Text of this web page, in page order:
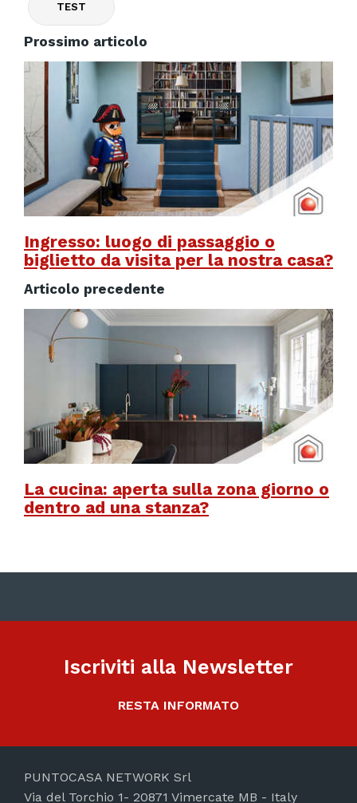
TEST
Prossimo articolo
Ingresso: luogo di passaggio o
biglietto da visita per la nostra casa?
Articolo precedente
La cucina: aperta sulla zona giorno o
dentro ad una stanza?
Iscriviti alla Newsletter
RESTA INFORMATO
PUNTOCASA NETWORK Srl
Via del Torchio 1- 20871 Vimercate MB - Italy